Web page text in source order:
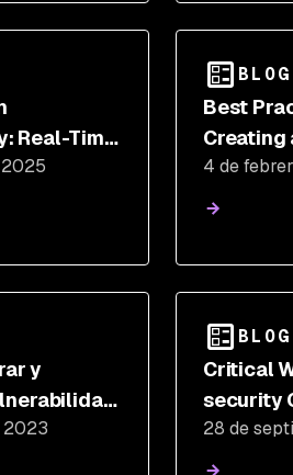
Real-Time
at Scale
2025
BLOG
Best
Creating
Package
Mind
4 de
y
de
4863
2023
BLOG
Critical
security
impacts
28 de